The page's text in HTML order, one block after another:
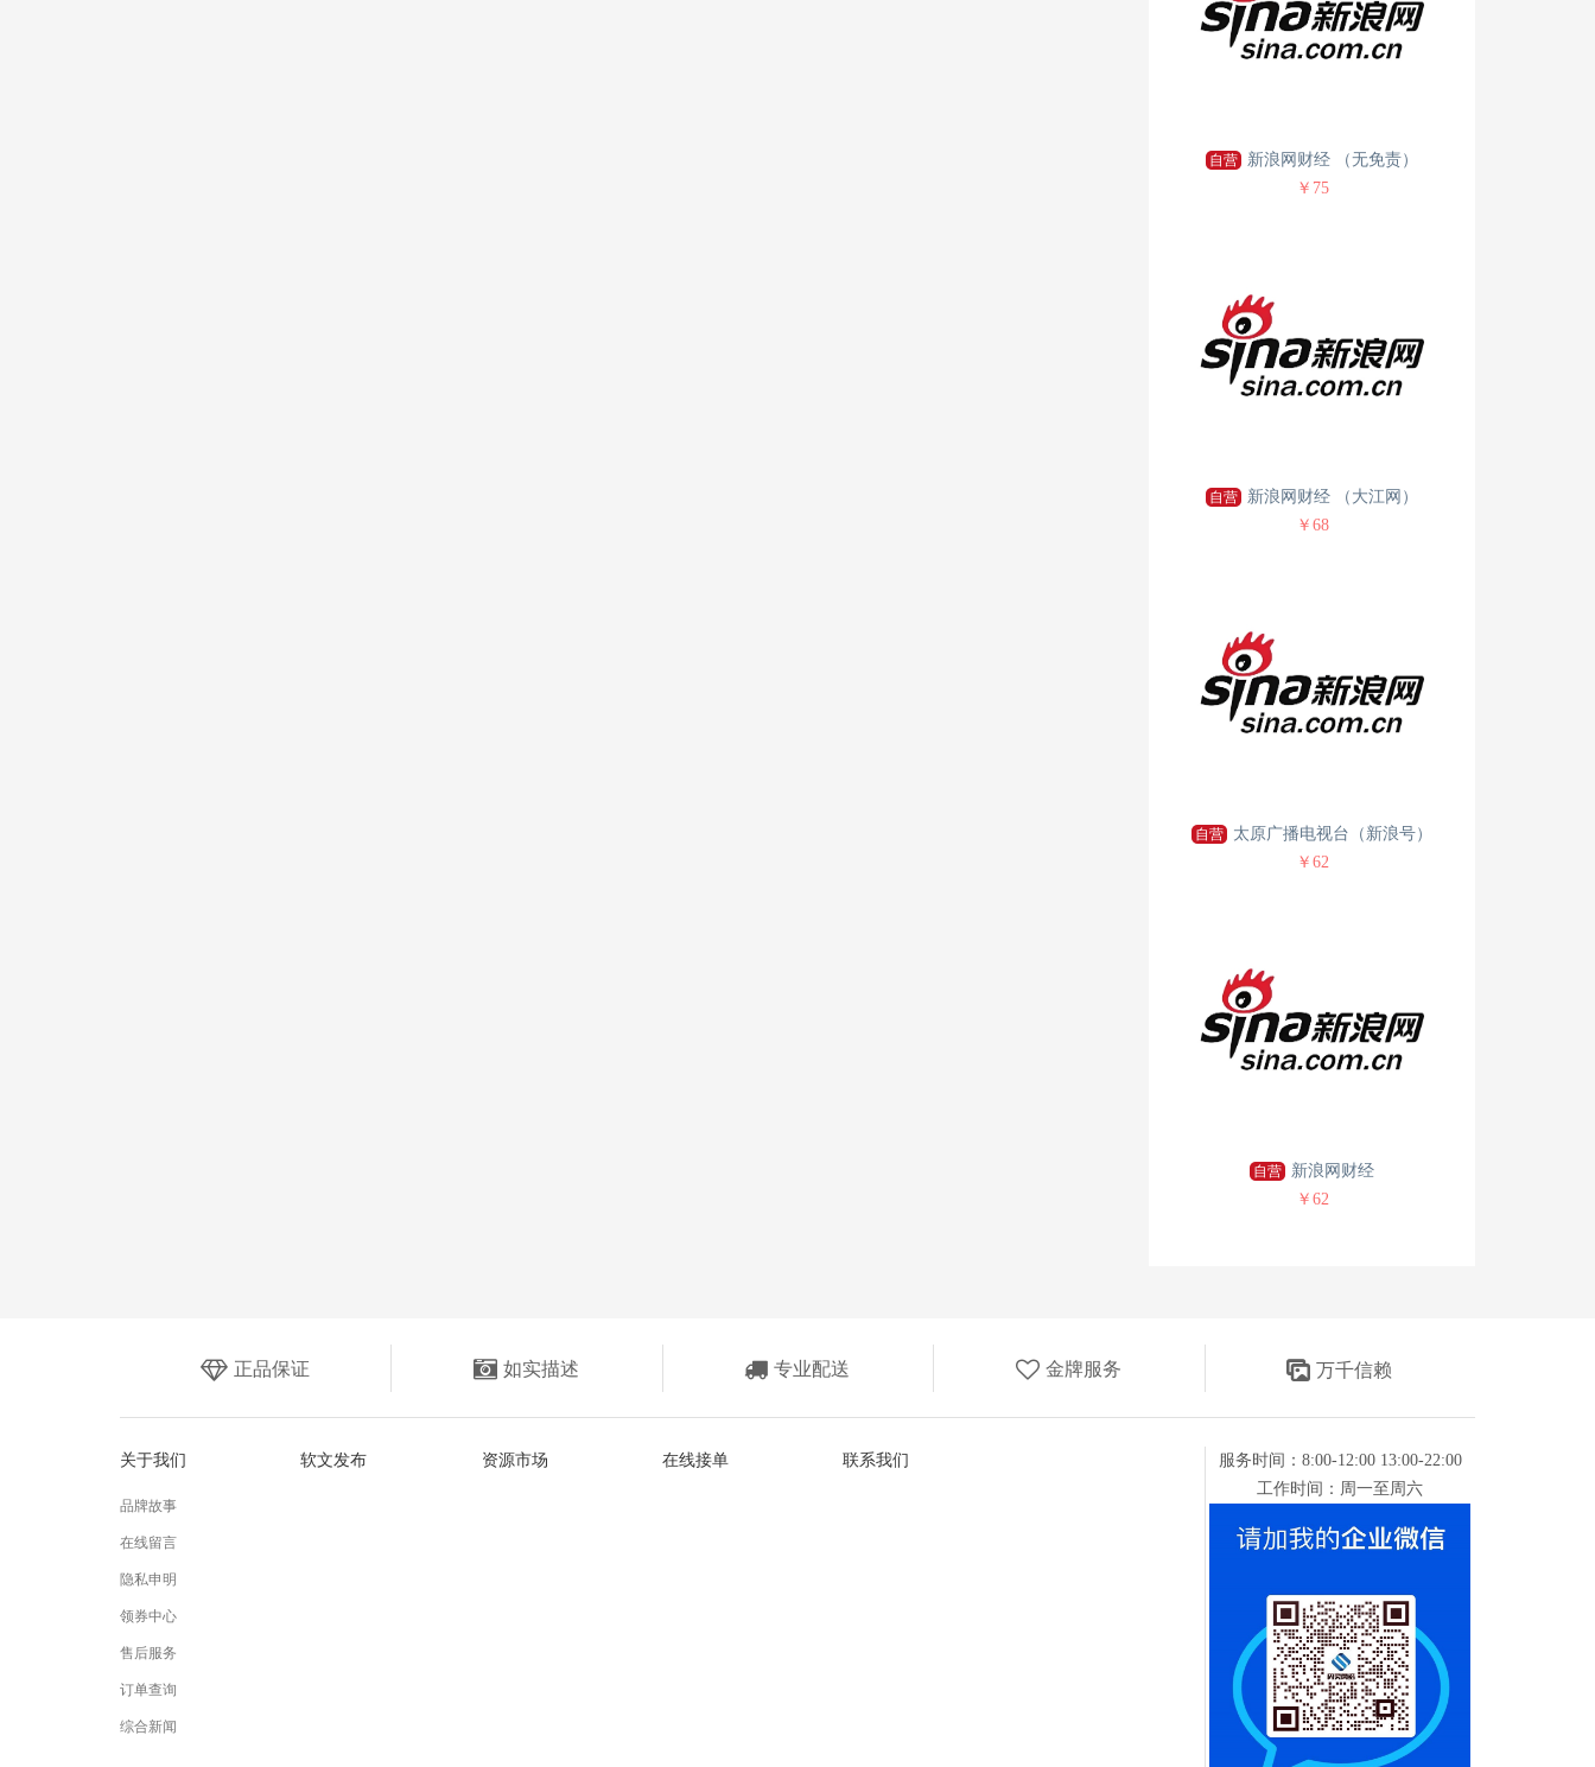
自营
新浪网财经 （无免责）
￥75
自营
新浪网财经 （大江网）
￥68
自营
太原广播电视台（新浪号）
￥62
自营
新浪网财经
￥62
正品保证 如实描述 专业配送 金牌服务 万千信赖
关于我们
品牌故事
在线留言
隐私申明
领券中心
售后服务
订单查询
综合新闻
软文发布 资源市场 在线接单 联系我们
服务时间：8:00-12:00 13:00-22:00
工作时间：周一至周六